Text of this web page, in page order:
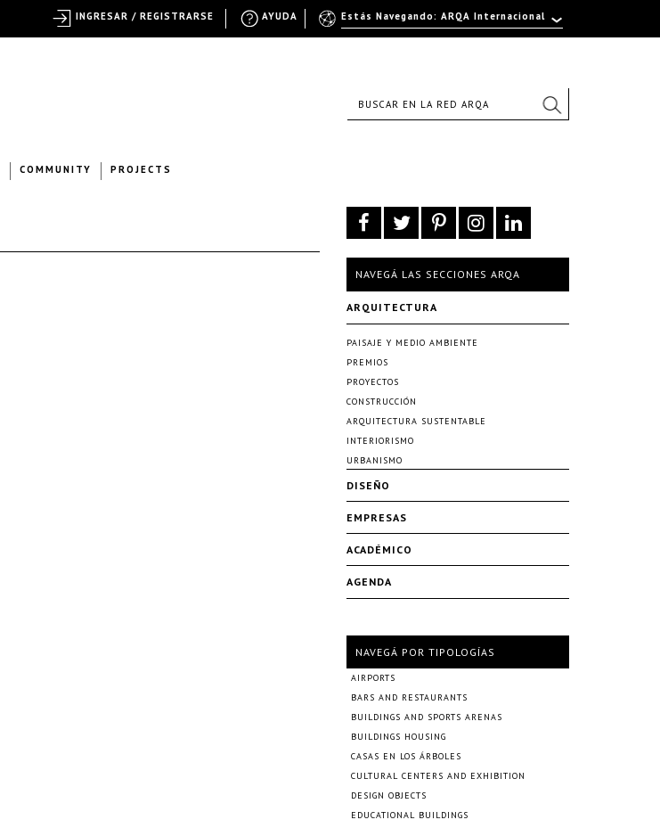
COMMUNITY PROJECTS
NAVEGÁ LAS SECCIONES ARQA
ARQUITECTURA
PAISAJE Y MEDIO AMBIENTE
PREMIOS
PROYECTOS
CONSTRUCCIÓN
ARQUITECTURA SUSTENTABLE
INTERIORISMO
URBANISMO
DISEÑO
EMPRESAS
ACADÉMICO
AGENDA
NAVEGÁ POR TIPOLOGÍAS
AIRPORTS
BARS AND RESTAURANTS
BUILDINGS AND SPORTS ARENAS
BUILDINGS HOUSING
CASAS EN LOS ÁRBOLES
CULTURAL CENTERS AND EXHIBITION
DESIGN OBJECTS
EDUCATIONAL BUILDINGS
Estás Navegando: ARQA Internacional
AYUDA
INGRESAR / REGISTRARSE